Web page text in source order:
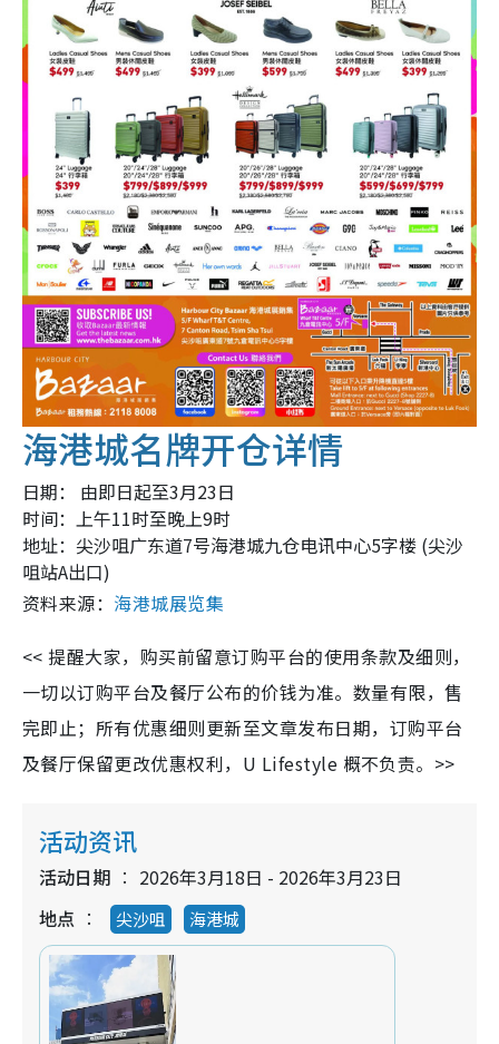
海港城名牌开仓详情
日期： 由即日起至3月23日
时间：上午11时至晚上9时
地址：尖沙咀广东道7号海港城九仓电讯中心5字楼 (尖沙
咀站A出口)
资料来源： 海港城展览集
<< 提醒大家，购买前留意订购平台的使用条款及细则，
一切以订购平台及餐厅公布的价钱为准。数量有限，售
完即止；所有优惠细则更新至文章发布日期，订购平台
及餐厅保留更改优惠权利，U Lifestyle 概不负责。>>
活动资讯
活动日期
2026年3月18日 - 2026年3月23日
地点
尖沙咀 海港城